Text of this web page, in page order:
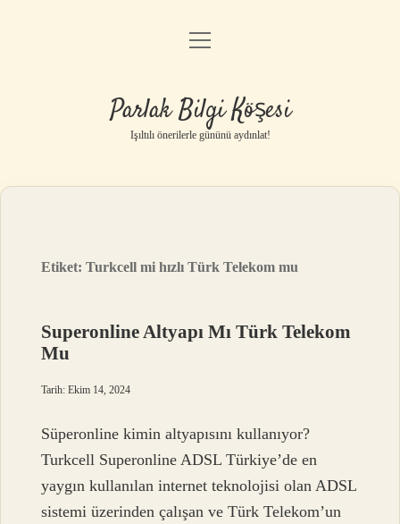
Anasayfa
Yasal Uyarı
menüyü
Parlak Bilgi Köşesi
Işıltılı önerilerle gününü aydınlat!
Etiket:Turkcell mi hızlı Türk Telekom mu
Superonline Altyapı Mı Türk Telekom
Mu
Tarih: Ekim 14, 2024
Süperonline kimin altyapısını kullanıyor?
Turkcell Superonline ADSL Türkiye’de en
yaygın kullanılan internet teknolojisi olan ADSL
sistemi üzerinden çalışan ve Türk Telekom’un